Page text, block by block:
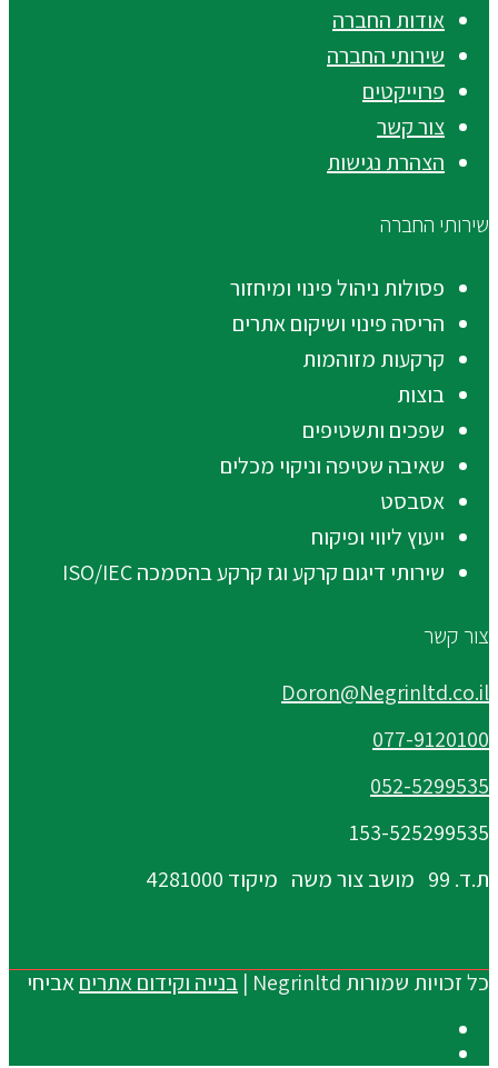
אודות החברה
שירותי החברה
פרוייקטים
צור קשר
הצהרת נגישות
שירותי החברה
פסולות ניהול פינוי ומיחזור
הריסה פינוי ושיקום אתרים
קרקעות מזוהמות
בוצות
שפכים ותשטיפים
שאיבה שטיפה וניקוי מכלים
אסבסט
ייעוץ ליווי ופיקוח
שירותי דיגום קרקע וגז קרקע בהסמכה ISO/IEC
צור קשר
Doron@Negrinltd.co.il
077-9120100
052-5299535
153-525299535
ת.ד. 99 מושב צור משה מיקוד 4281000
כל זכויות שמורות Negrinltd | בנייה וקידום אתריםאביחי